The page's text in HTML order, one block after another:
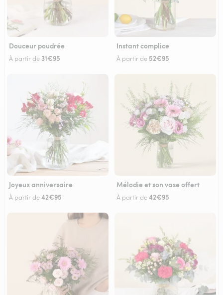
Douceur poudrée
À partir de 31€95
Instant complice
À partir de 52€95
Joyeux anniversaire
À partir de42€95
Mélodie et son vase offert
À partir de42€95